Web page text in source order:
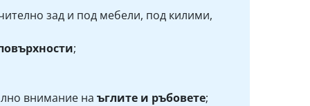
зад и под мебели, под килими,
;
внимание на ъглите и ръбовете;